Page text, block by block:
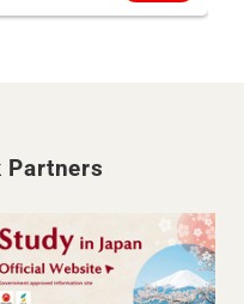
Partners